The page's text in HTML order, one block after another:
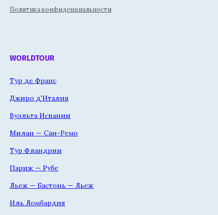
Политика конфиденциальности
WORLDTOUR
Тур де Франс
Джиро д'Италия
Вуэльта Испании
Милан — Сан-Ремо
Тур Фландрии
Париж — Рубе
Льеж — Бастонь — Льеж
Иль Ломбардия